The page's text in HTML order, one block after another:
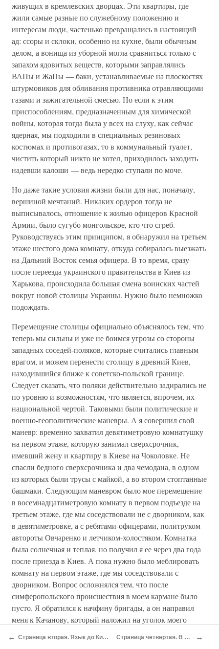
живущих в кремлевских дворцах. Эти квартиры, где
жили самые разные по служебному положению и
интересам люди, частенько превращались в настоящий
ад: ссоры и склоки, особенно на кухне, были обычным
делом, а вонища из уборной могла сравниться только с
запахом ядовитых веществ, которыми заправлялись
ВАПы и ЖаПы — баки, устанавливаемые на плоскостях
штурмовиков для обливания противника отравляющими
газами и зажигательной смесью. Но если к этим
приспособлениям, предназначенным для химической
войны, которая тогда была у всех на слуху, как сейчас
ядерная, мы подходили в специальных резиновых
костюмах и противогазах, то в коммунальный туалет,
чистить который никто не хотел, приходилось заходить
надевши калоши — ведь нередко ступали по моче.
Но даже такие условия жизни были для нас, поначалу,
вершиной мечтаний. Никаких ордеров тогда не
выписывалось, отношение к жилью офицеров Красной
Армии, было сугубо монгольское, кто что сгреб.
Руководствуясь этим принципом, я обнаружил на третьем
этаже шестого дома комнату, откуда собиралась выезжать
на Дальний Восток семья офицера. В то время, сразу
после переезда украинского правительства в Киев из
Харькова, происходила большая смена воинских частей
вокруг новой столицы Украины. Нужно было немножко
подождать.
Перемещение столицы официально объяснялось тем, что
теперь мы сильны и уже не боимся угрозы со стороны
западных соседей-поляков, которые считались главным
врагом, и можем перенести столицу в древний Киев,
находившийся ближе к советско-польской границе.
Следует сказать, что поляки действительно задирались не
по уровню и возможностям, что является, впрочем, их
национальной чертой. Таковыми были политические и
военно-геополитические маневры. А я совершил свой
маневр: временно захватил девятиметровую комнатушку
на первом этаже, которую занимал сверхсрочник,
имевший жену и квартиру в Киеве на Чоколовке. Не
спасли бедного сверхсрочника и два чемодана, в одном
из которых были трусы с майкой, а во втором стоптанные
башмаки. Следующим маневром было мое перемещение
в восемнадцатиметровую комнату в первом подъезде на
третьем этаже, где мы соседствовали не с дворником, как
в девятиметровке, а с ребятами-офицерами, политруком
автороты Овчаренко и летчиком-холостяком. Комнатка
была солнечная и теплая, но получил я ее через два года
после приезда в Киев. А пока нужно было меблировать
комнату на первом этаже, где мы соседствовали с
дворником. Вопрос осложнялся тем, что после
симферопольского происшествия в моем кармане было
пусто. Я обратился к начфину бригады, а он направил
меня к Качанову, который наложил на уголок моего
вперед. Вскоре я получил в кассе двести двадцать рублей.
← Страница вторая. Язык до Киева доведет Страница четвертая. В небе Китая →